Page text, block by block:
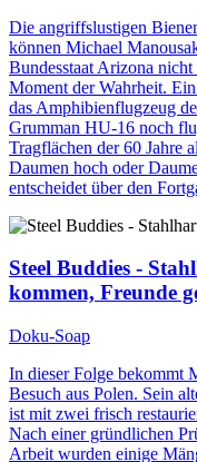
Die angriffslustigen
können Michael
Bundesstaat Arizona
Moment der Wahrheit.
das Amphibienflugzeug
Grumman HU-16 noch
Tragflächen der 60 Jahre
Daumen hoch oder
entscheidet über den
Steel Buddies -
kommen, Freunde
Doku-Soap
In dieser Folge bekommt
Besuch aus Polen. Sein
ist mit zwei frisch
Nach einer gründlichen
Arbeit wurden einige